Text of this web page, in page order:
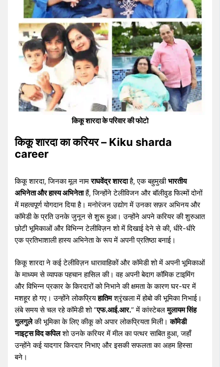
किकू शारदा के परिवार की फोटो
किकू शारदा का करियर – Kiku sharda
career
किकू शारदा, जिनका मूल नामराघवेंद्र शारदाहै, एक बहुमुखीभारतीय
अभिनेता और हास्य अभिनेताहैं, जिन्होंने टेलीविजन और बॉलीवुड फिल्मों दोनों
में महत्वपूर्ण योगदान दिया है। मनोरंजन उद्योग में उनका सफ़र अभिनय और
कॉमेडी के प्रति उनके जुनून से शुरू हुआ। उन्होंने अपने करियर की शुरुआत
छोटी भूमिकाओं और विभिन्न टेलीविज़न शो में दिखाई देने से की, धीरे-धीरे
एक प्रतिभाशाली हास्य अभिनेता के रूप में अपनी प्रतिष्ठा बनाई।
किकू शारदा ने कई टेलीविज़न धारावाहिकों और कॉमेडी शो में अपनी भूमिकाओं
के माध्यम से व्यापक पहचान हासिल की। ​​वह अपनी बेदाग कॉमिक टाइमिंग
और विभिन्न प्रकार के किरदारों को निभाने की क्षमता के कारण घर-घर में
मशहूर हो गए। उन्होंने लोकप्रियहातिमश्रृंखला में होबो की भूमिका निभाई।
लंबे समय से चल रहे कॉमेडी शो “एफ.आई.आर.” में कांस्टेबलमुलायम सिंह
गुलगुलेकी भूमिका के लिए कीकू को अपार लोकप्रियता मिली।कॉमेडी
नाइट्स विद कपिलशो उनके करियर में मील का पत्थर साबित हुआ, जहाँ
उन्होंने कई यादगार किरदार निभाए और इसकी सफलता का अहम हिस्सा
बने।